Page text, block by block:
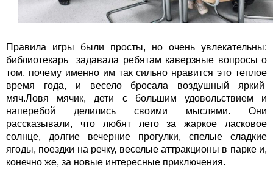
Правила игры были просты, но очень увлекательны:
библиотекарь задавала ребятам каверзные вопросы о
том, почему именно им так сильно нравится это теплое
время года, и весело бросала воздушный яркий
мяч.Ловя мячик, дети с большим удовольствием и
наперебой делились своими мыслями. Они
рассказывали, что любят лето за жаркое ласковое
солнце, долгие вечерние прогулки, спелые сладкие
ягоды, поездки на речку, веселые аттракционы в парке и,
конечно же, за новые интересные приключения.